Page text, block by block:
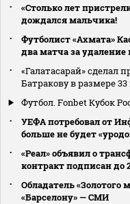
«Столько лет
дождался мальчика!
Футболист «Ахмата»
два матча за удаление
«Галатасарай» сделал
Батракову в размере
Футбол. Fonbet Кубок
УЕФА потребовал от
больше не будет
«Реал» объявил о
контракт подписан до
Обладатель «Золотого
«Барселону» — СМИ